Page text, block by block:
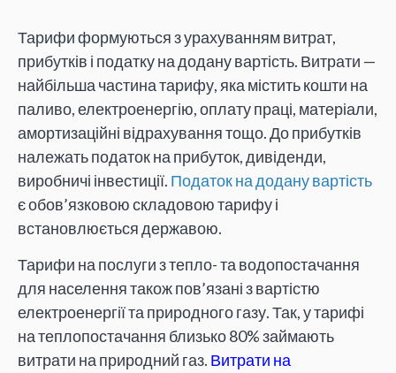
Тарифи формуються з урахуванням витрат,
прибутків і податку на додану вартість. Витрати —
найбільша частина тарифу, яка містить кошти на
паливо, електроенергію, оплату праці, матеріали,
амортизаційні відрахування тощо. До прибутків
належать податок на прибуток, дивіденди,
виробничі інвестиції. Податок на додану вартість
є обов’язковою складовою тарифу і
встановлюється державою.
Тарифи на послуги з тепло- та водопостачання
для населення також пов’язані з вартістю
електроенергії та природного газу. Так, у тарифі
на теплопостачання близько 80% займають
витрати на природний газ. Витрати на